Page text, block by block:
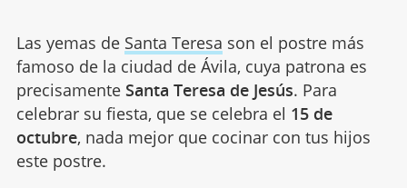
Las yemas de Santa Teresa son el postre más
famoso de la ciudad de Ávila, cuya patrona es
precisamente Santa Teresa de Jesús. Para
celebrar su fiesta, que se celebra el 15 de
octubre, nada mejor que cocinar con tus hijos
este postre.